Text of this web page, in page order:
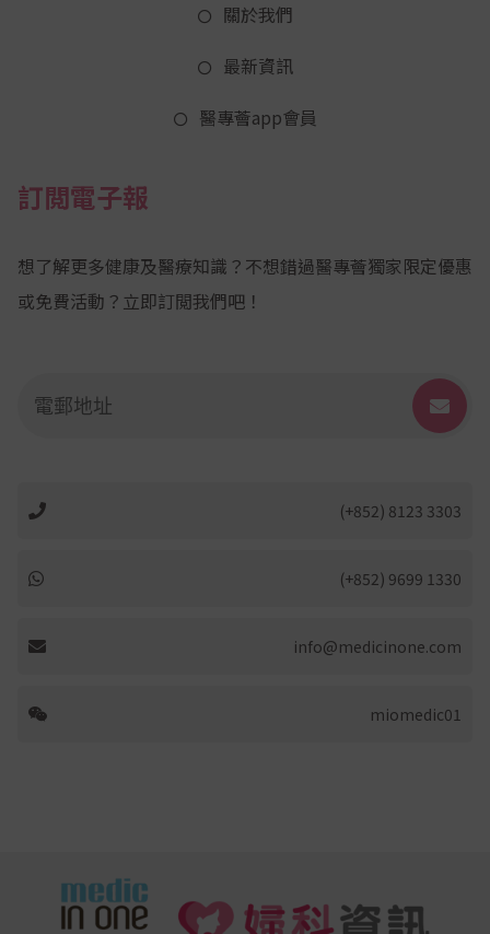
關於我們
最新資訊
醫專薈app會員
訂閲電子報
想了解更多健康及醫療知識？不想錯過醫專薈獨家限定優惠
或免費活動？立即訂閲我們吧！
(+852) 8123 3303
(+852) 9699 1330
info@medicinone.com
miomedic01